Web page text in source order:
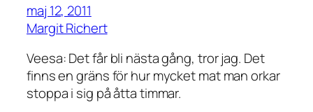
maj 12, 2011
Margit Richert
Veesa: Det får bli nästa gång, tror jag. Det
finns en gräns för hur mycket mat man orkar
stoppa i sig på åtta timmar.